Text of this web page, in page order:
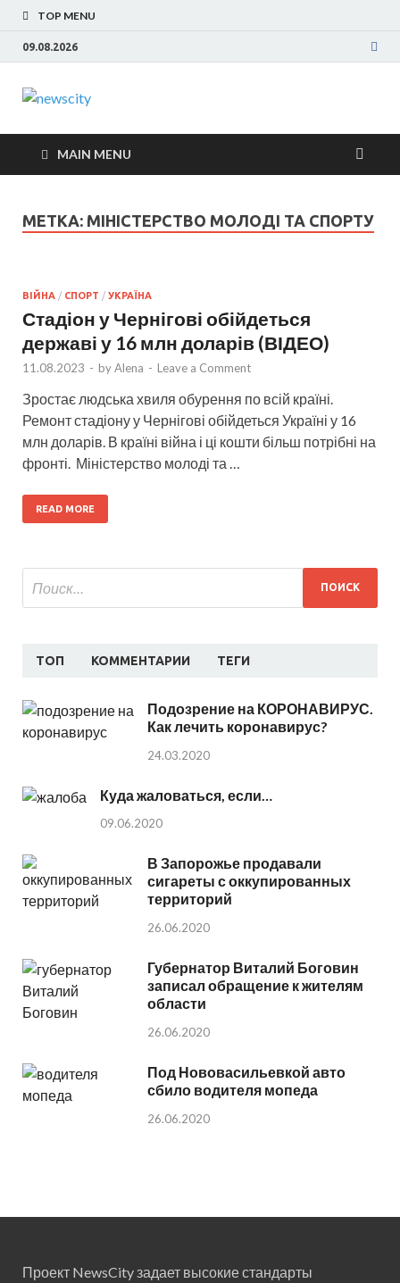
TOP MENU
09.08.2026
NewsCity —
свежие новости
Запорожья
сегодня
сегодня. События Запорожья, коррупция,
политика, дтп, новости спорта
MAIN MENU
МЕТКА: МІНІСТЕРСТВО МОЛОДІ ТА СПОРТУ
ВІЙНА / СПОРТ / УКРАЇНА
Стадіон у Чернігові обійдеться
державі у 16 млн доларів (ВІДЕО)
11.08.2023 - byAlena - Leave a Comment
Зростає людська хвиля обурення по всій країні.
Ремонт стадіону у Чернігові обійдеться Україні у 16
млн доларів. В країні війна і ці кошти більш потрібні на
фронті. Міністерство молоді та …
READ MORE
ТОП КОММЕНТАРИИ ТЕГИ
Подозрение на КОРОНАВИРУС.
Как лечить коронавирус?
24.03.2020
Куда жаловаться, если…
09.06.2020
В Запорожье продавали
сигареты с оккупированных
территорий
26.06.2020
Губернатор Виталий Боговин
записал обращение к жителям
области
26.06.2020
Под Нововасильевкой авто
сбило водителя мопеда
26.06.2020
Проект NewsCity задает высокие стандарты